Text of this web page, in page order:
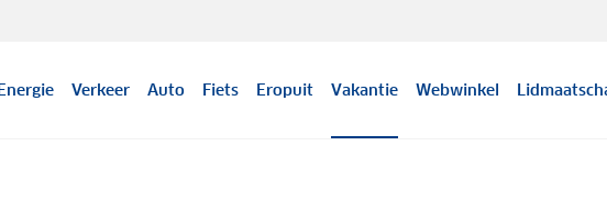
Verkeer Auto Fiets Eropuit Vakantie Webwinkel